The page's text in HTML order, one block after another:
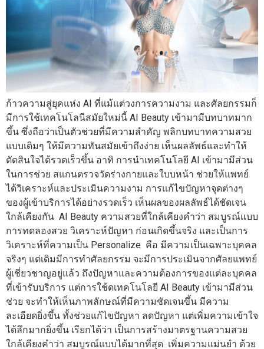
ก้าวความสู่ยุคแห่ง AI ที่แม้แต่วงการความงาม และศัลยกรรมก็
มีการใช้เทคโนโลนีสมัยใหม่นี้ AI Beauty เข้ามามีบทบาทมาก
ขึ้น ซึ่งถือว่าเป็นตัวช่วยที่มีความสำคัญ พลิกบทบาทความสวย
แบบเดิมๆ ให้มีความทันสมัยเข้าถึงง่าย เห็นผลลัพธ์และทำให้
ตัดสินใจได้รวดเร็วขึ้น อาทิ การนำเทคโนโลยี AI เข้ามามีส่วน
ในการช่วย สแกนตรวจวัดร่างกายและใบบหน้า ช่วยให้แพทย์
ได้วิเคราะห์และประเมินความงาม การแก้ไขปัญหาจุดต่างๆ
ของผู้เข้าบริการได้อย่างรวดเร็ว เห็นผลของผลลัพธ์ได้ชัดเจน
ใกล้เคียงกัน AI Beauty ความสวยที่ใกล้เคียงคำว่า สมบูรณ์แบบ
การทดลองสวย วิเคราะห์ปัญหา ก่อนเกิดขึ้นจริง และเป็นการ
วิเคราะห์ที่ความเป็น Personalize คือ มีความเป็นเฉพาะบุคคล
จริงๆ แต่เดิมมีการทำศัลยกรรม จะมีการประเมินจากศัลยแพทย์
ผู้เชี่ยวชาญอยู่แล้ว ถึงปัญหาและความต้องการของแต่ละบุคคล
ที่เข้ารับบริการ แต่การใช้ดเทคโนโลยี AI Beauty เข้ามามีส่วน
ช่วย จะทำให้เห็นภาพลักษณ์ที่มีความชัดเจนขึ้น มีความ
ละเอียดยิ่งขึ้น ทั้งช่วยแก้ไขปัญหา ลดปัญหา แต่เพิ่มความเข้าใจ
ได้ลึกมากยิ่งขึ้น เรียกได้ว่า เป็นการสร้างมาตรฐานความสวย
ใกล้เคียงคำว่า สมบูรณ์แบบได้มากที่สุด เพิ่มความแม่นยำ ด้วย